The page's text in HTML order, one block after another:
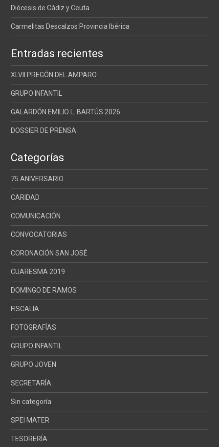
Diócesis de Cádiz y Ceuta
Carmelitas Descalzos Provincia Ibérica
Entradas recientes
XLVII PREGÓN DEL AMPARO
GRUPO INFANTIL
GALARDÓN EMILIO L. BARTÚS 2026
DOSSIER DE PRENSA
Categorías
75 ANIVERSARIO
CARIDAD
COMUNICACIÓN
CONVOCATORIAS
CORONACIÓN SAN JOSÉ
CUARESMA 2019
DOMINGO DE RAMOS
FISCALIA
FOTOGRAFÍAS
GRUPO INFANTIL
GRUPO JOVEN
SECRETARÍA
Sin categoría
SPEI MATER
TESORERÍA